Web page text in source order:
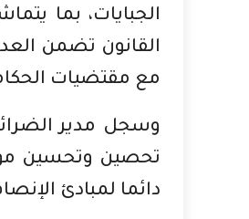
الجبايات، بما
القانون تضمن
مع مقتضيات
وسجل مدير
تحصين وتحسين
دائما لمبادئ